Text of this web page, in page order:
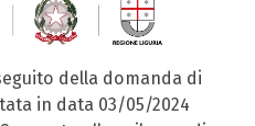
seguito della domanda di
in data 03/05/2024